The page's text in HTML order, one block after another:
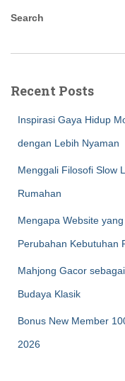
Search
Recent Posts
Inspirasi Gaya Hidup
dengan Lebih Nyaman
Menggali Filosofi Slow
Rumahan
Mengapa Website
Perubahan Kebutuhan
Mahjong Gacor
Budaya Klasik
Bonus New Member
2026